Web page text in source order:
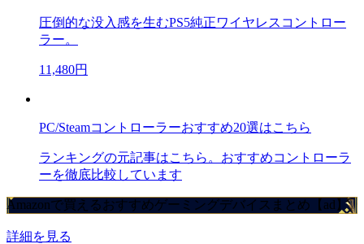
圧倒的な没入感を生むPS5純正ワイヤレスコントロー
ラー。
11,480円
PC/Steamコントローラーおすすめ20選はこちら
ランキングの元記事はこちら。おすすめコントローラ
ーを徹底比較しています
Amazonで買えるおすすめゲーミングデバイスまとめ【ad】
詳細を見る